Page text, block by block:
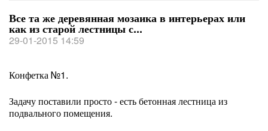
Все та же деревянная мозаика в интерьерах или
как из старой лестницы с...
29-01-2015 14:59
Конфетка №1.
Задачу поставили просто - есть бетонная лестница из
подвального помещения.